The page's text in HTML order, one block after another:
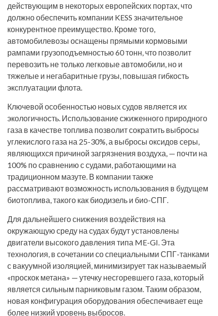
действующим в некоторых европейских портах, что
должно обеспечить компании KESS значительное
конкурентное преимущество. Кроме того,
автомобилевозы оснащены прямыми кормовыми
рампами грузоподъемностью 60 тонн, что позволит
перевозить не только легковые автомобили, но и
тяжелые и негабаритные грузы, повышая гибкость
эксплуатации флота.
Ключевой особенностью новых судов является их
экологичность. Использование сжиженного природного
газа в качестве топлива позволит сократить выбросы
углекислого газа на 25-30%, а выбросы оксидов серы,
являющихся причиной загрязнения воздуха, — почти на
100% по сравнению с судами, работающими на
традиционном мазуте. В компании также
рассматривают возможность использования в будущем
биотоплива, такого как биодизель и био-СПГ.
Для дальнейшего снижения воздействия на
окружающую среду на судах будут установлены
двигатели высокого давления типа ME-GI. Эта
технология, в сочетании со специальными СПГ-танками
с вакуумной изоляцией, минимизирует так называемый
«проскок метана» — утечку несгоревшего газа, который
является сильным парниковым газом. Таким образом,
новая конфигурация оборудования обеспечивает еще
более низкий уровень выбросов.